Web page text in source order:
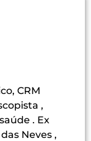
CRM
,
. Ex
Neves ,